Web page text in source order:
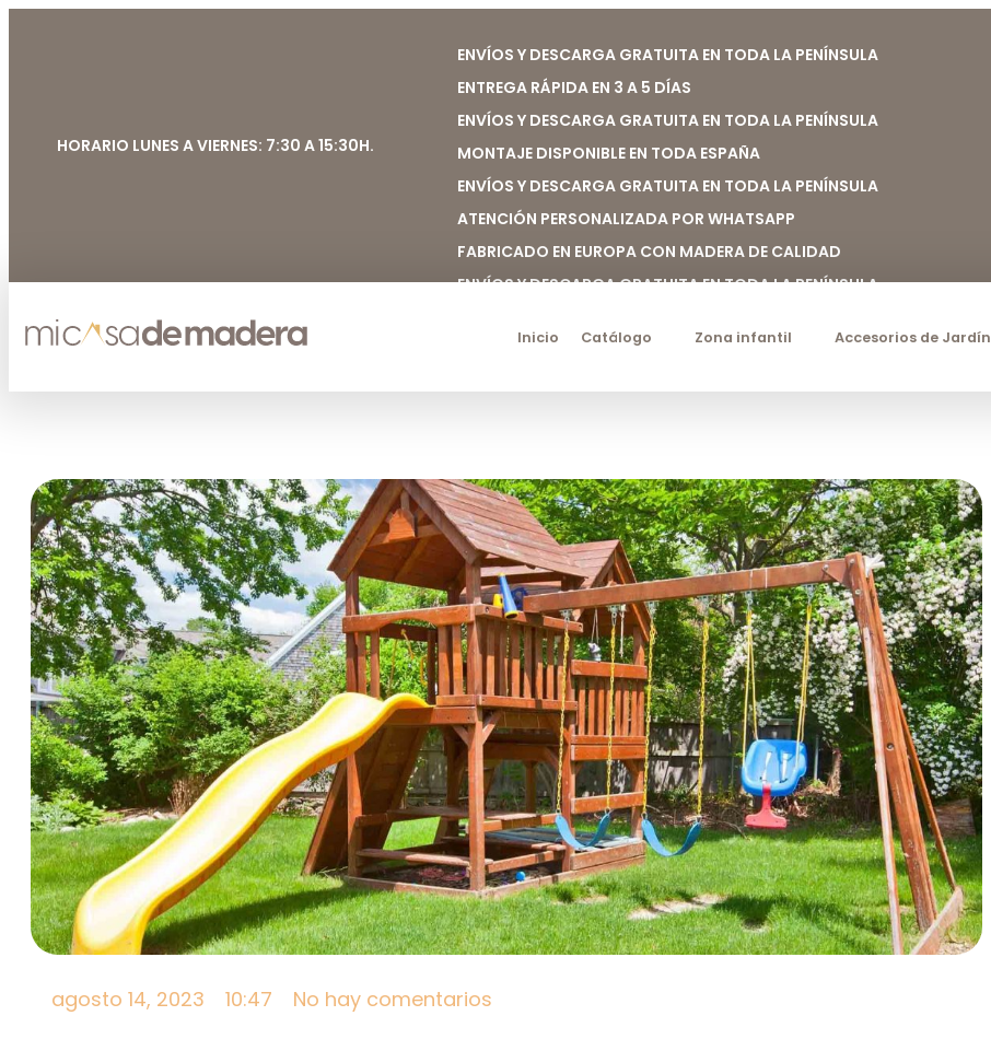
HORARIO LUNES A VIERNES: 7:30 A 15:30H.
ENVÍOS Y DESCARGA GRATUITA EN TODA LA PENÍNSULA
ENTREGA RÁPIDA EN 3 A 5 DÍAS
ENVÍOS Y DESCARGA GRATUITA EN TODA LA PENÍNSULA
MONTAJE DISPONIBLE EN TODA ESPAÑA
ENVÍOS Y DESCARGA GRATUITA EN TODA LA PENÍNSULA
ATENCIÓN PERSONALIZADA POR WHATSAPP
FABRICADO EN EUROPA CON MADERA DE CALIDAD
ENVÍOS Y DESCARGA GRATUITA EN TODA LA PENÍNSULA
Inicio Catálogo Zona infantil Accesorios de Jardín
agosto 14, 2023 10:47 No hay comentarios